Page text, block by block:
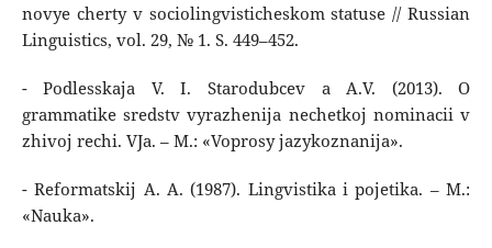
novye cherty v sociolingvisticheskom statuse // Russian
Linguistics, vol. 29, № 1. S. 449–452.
- Podlesskaja V. I. Starodubcev a A.V. (2013). O
grammatike sredstv vyrazhenija nechetkoj nominacii v
zhivoj rechi. VJa. – M.: «Voprosy jazykoznanija».
- Reformatskij A. A. (1987). Lingvistika i pojetika. – M.:
«Nauka».